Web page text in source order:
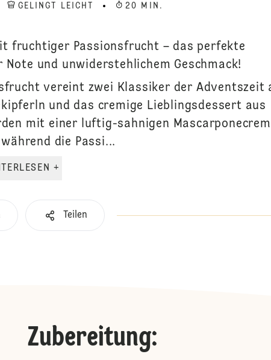
GELINGT LEICHT 20 MIN.
fruchtiger Passionsfrucht – das perfekte
und unwiderstehlichem Geschmack!
vereint zwei Klassiker der Adventszeit
und das cremige Lieblingsdessert aus
mit einer luftig-sahnigen
die Passi...
WEITERLESEN +
Teilen
Zubereitung: